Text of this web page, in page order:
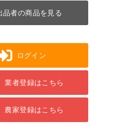
品者の商品を見る
ログイン
業者登録はこちら
農家登録はこちら